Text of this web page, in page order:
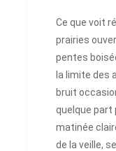
Ce que voit
prairies
pentes
la limite des
bruit
quelque part
matinée
de la veille,